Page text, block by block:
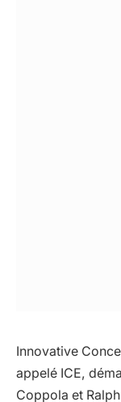
Innovative
appelé ICE,
Coppola et